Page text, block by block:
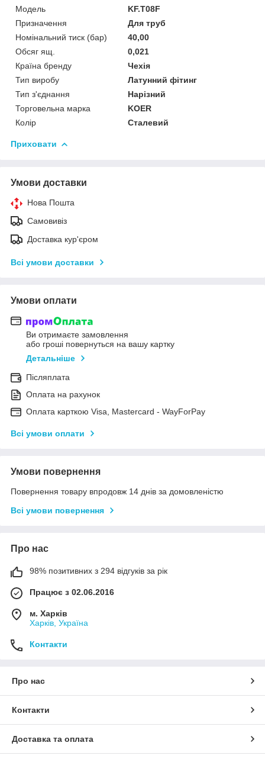
Мoдель
KF.T08F
Призначення
Для труб
Номінальний тиск (бар)
40,00
Обсяг ящ.
0,021
Країна бренду
Чехія
Тип виробу
Латунний фітинг
Тип з'єднання
Нарізний
Торговельна марка
KOER
Колір
Сталевий
Приховати
Умови доставки
Нова Пошта
Самовивіз
Доставка кур'єром
Всі умови доставки
Умови оплати
Ви отримаєте замовлення
або гроші повернуться на вашу картку
Детальніше
Післяплата
Оплата на рахунок
Оплата карткою Visa, Mastercard - WayForPay
Всі умови оплати
Умови повернення
Повернення товару впродовж 14 днів за домовленістю
Всі умови повернення
Про нас
98% позитивних з 294 відгуків за рік
Працює з 02.06.2016
м. Харків
Харків, Україна
Контакти
Про нас
Контакти
Доставка та оплата